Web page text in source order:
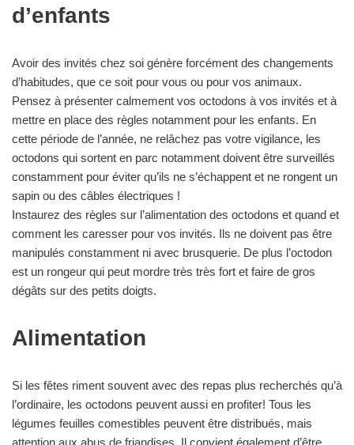
d’enfants
Avoir des invités chez soi génère forcément des changements
d’habitudes, que ce soit pour vous ou pour vos animaux.
Pensez à présenter calmement vos octodons à vos invités et à
mettre en place des règles notamment pour les enfants. En
cette période de l’année, ne relâchez pas votre vigilance, les
octodons qui sortent en parc notamment doivent être surveillés
constamment pour éviter qu’ils ne s’échappent et ne rongent un
sapin ou des câbles électriques !
Instaurez des règles sur l’alimentation des octodons et quand et
comment les caresser pour vos invités. Ils ne doivent pas être
manipulés constamment ni avec brusquerie. De plus l’octodon
est un rongeur qui peut mordre très très fort et faire de gros
dégâts sur des petits doigts.
Alimentation
Si les fêtes riment souvent avec des repas plus recherchés qu’à
l’ordinaire, les octodons peuvent aussi en profiter! Tous les
légumes feuilles comestibles peuvent être distribués, mais
attention aux abus de friandises. Il convient également d’être